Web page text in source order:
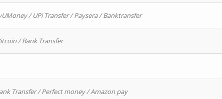
/ UPi Transfer / Paysera / Banktransfer
/ Bank Transfer
Transfer / Perfect money / Amazon pay